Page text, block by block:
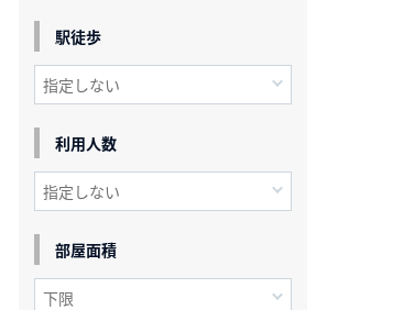
駅徒歩
利用人数
部屋面積